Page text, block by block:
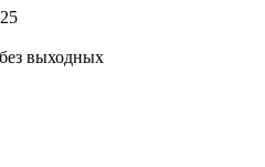
выходных